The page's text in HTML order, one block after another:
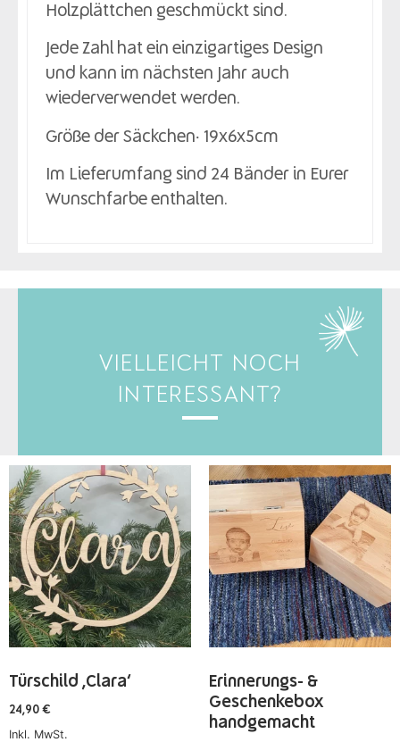
Holzplättchen geschmückt sind.
Jede Zahl hat ein einzigartiges Design
und kann im nächsten Jahr auch
wiederverwendet werden.
Größe der Säckchen: 19x6x5cm
Im Lieferumfang sind 24 Bänder in Eurer
Wunschfarbe enthalten.
VIELLEICHT NOCH
INTERESSANT?
Türschild ‚Clara‘
24,90 €
Inkl. MwSt.
Erinnerungs- &
Geschenkebox
handgemacht